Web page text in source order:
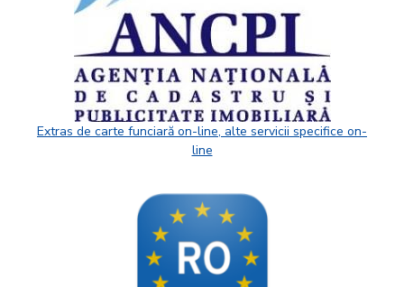
Extras de carte funciară on-line, alte servicii specifice on-
line